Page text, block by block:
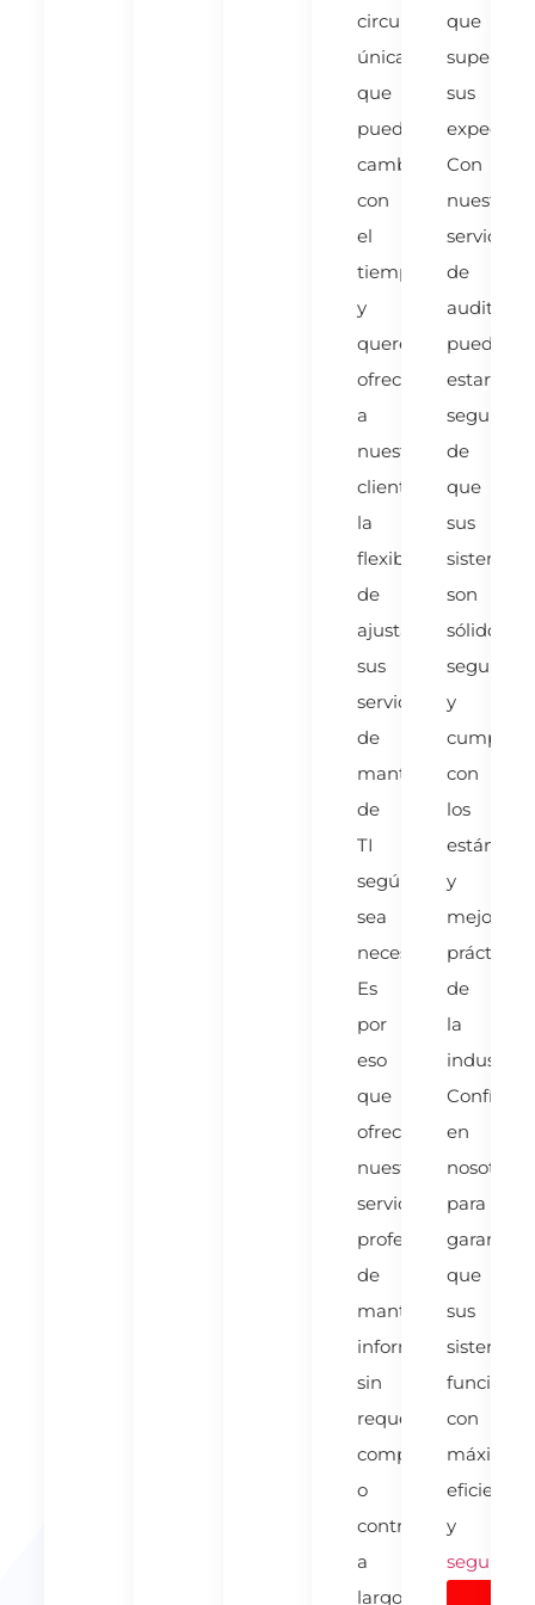
circunstancias
únicas
que
pueden
cambiar
con
el
tiempo,
y
queremos
ofrecer
a
nuestros
clientes
la
flexibilidad
de
ajustar
sus
servicios
de
mantenimiento
de
TI
según
sea
necesario.
Es
por
eso
que
ofrecemos
nuestros
servicios
profesionales
de
mantenimiento
informático
sin
requerir
compromisos
o
contratos
a
largo
que
superen
sus
Con
nuestros
servicios
de
auditoría,
puede
estar
seguro
de
que
sus
sistemas
son
sólidos,
seguros
y
cumplan
con
los
y
mejores
prácticas
de
la
industria.
Confíe
en
nosotros
para
que
sus
sistemas
funcionen
con
máxima
eficiencia
y
seguridad